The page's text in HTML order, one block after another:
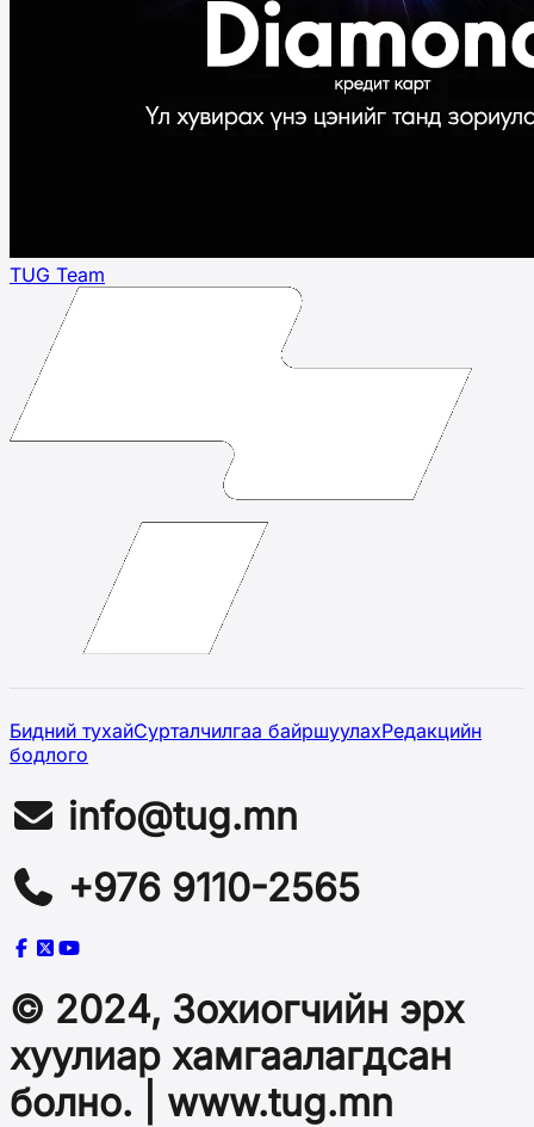
TUG Team
Бидний тухайСурталчилгаа байршуулахРедакцийн
бодлого
info@tug.mn
+976 9110-2565
© 2024, Зохиогчийн эрх
хуулиар хамгаалагдсан
болно. | www.tug.mn